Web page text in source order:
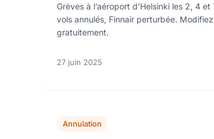
Grèves à l’aéroport d’Helsinki les 2, 4 et
vols annulés, Finnair perturbée.
gratuitement.
27 juin 2025
Annulation